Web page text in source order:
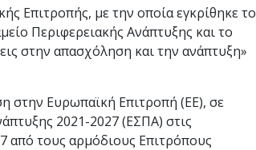
Επιτροπής, με την οποία εγκρίθηκε το
Περιφερειακής Ανάπτυξης και το
στην απασχόληση και την ανάπτυξη»
στην Ευρωπαϊκή Επιτροπή (ΕΕ), σε
2021-2027 (ΕΣΠΑ) στις
από τους αρμόδιους Επιτρόπους